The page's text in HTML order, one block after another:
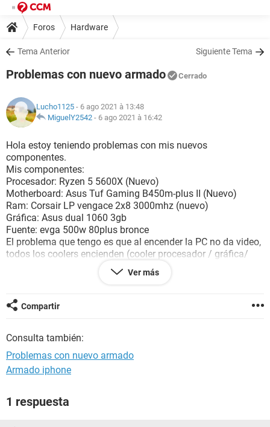
Foros Hardware
Tema Anterior Siguiente Tema
Problemas con nuevo armado Cerrado
Lucho1125 - 6 ago 2021 à 13:48
MiguelY2542 - 6 ago 2021 à 16:42
Hola estoy teniendo problemas con mis nuevos
componentes.
Mis componentes:
Procesador: Ryzen 5 5600X (Nuevo)
Motherboard: Asus Tuf Gaming B450m-plus II (Nuevo)
Ram: Corsair LP vengace 2x8 3000mhz (nuevo)
Gráfica: Asus dual 1060 3gb
Fuente: evga 500w 80plus bronce
El problema que tengo es que al encender la PC no da video,
todos los coolers encienden (cooler procesador / gráfica/
gabinete) y ni siquiera muestra la bios...
stock en slots diferentes.
Encender sin gráfica.
Iniciar sin discos duros.
Verificar que todos los cables de alimentación enten
correctamente conectados.
Retirar la batería de la bios por un minutos para resetear la
Lo único que no he probado es actualizar la bios, lo cual
necesitaría un procesador de generación anterior, no sé si a
Ver más
Compartir
Consulta también:
Problemas con nuevo armado
Armado iphone
1 respuesta